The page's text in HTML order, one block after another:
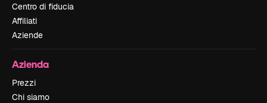
Centro di fiducia
Affiliati
Aziende
Azienda
Prezzi
Chi siamo